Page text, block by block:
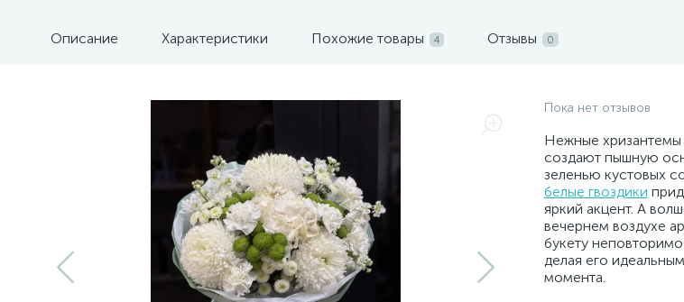
Описание Характеристики Похожие товары 4 Отзывы 0
Пока нет отзывов
Нежные хризантемы
создают пышную
зеленью кустовых
белые гвоздики
яркий акцент. А
вечернем воздухе
букету
делая его
момента.